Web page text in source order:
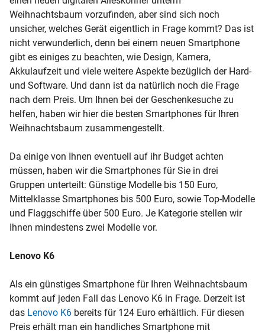
Weihnachtsbaum vorzufinden, aber sind sich noch
unsicher, welches Gerät eigentlich in Frage kommt? Das ist
nicht verwunderlich, denn bei einem neuen Smartphone
gibt es einiges zu beachten, wie Design, Kamera,
Akkulaufzeit und viele weitere Aspekte bezüglich der Hard-
und Software. Und dann ist da natürlich noch die Frage
nach dem Preis. Um Ihnen bei der Geschenkesuche zu
helfen, haben wir hier die besten Smartphones für Ihren
Weihnachtsbaum zusammengestellt.
Da einige von Ihnen eventuell auf ihr Budget achten
müssen, haben wir die Smartphones für Sie in drei
Gruppen unterteilt: Günstige Modelle bis 150 Euro,
Mittelklasse Smartphones bis 500 Euro, sowie Top-Modelle
und Flaggschiffe über 500 Euro. Je Kategorie stellen wir
Ihnen mindestens zwei Modelle vor.
Lenovo K6
Als ein günstiges Smartphone für Ihren Weihnachtsbaum
kommt auf jeden Fall das Lenovo K6 in Frage. Derzeit ist
das Lenovo K6 bereits für 124 Euro erhältlich. Für diesen
Preis erhält man ein handliches Smartphone mit